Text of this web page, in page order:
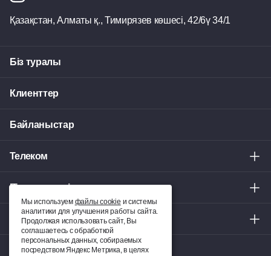
Қазақстан, Алматы қ., Тимирязев көшесі, 42/6ү 34/1
Біз туралы
Клиенттер
Байланыстар
Телеком
IT қызметтері
Толық шешімдер
Мы используем файлы cookie и системы
аналитики для улучшения работы сайта.
Продолжая использовать сайт, Вы
соглашаетесь с обработкой
персональных данных, собираемых
посредством Яндекс Метрика, в целях